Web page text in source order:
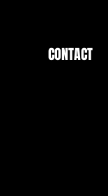
CONTACT